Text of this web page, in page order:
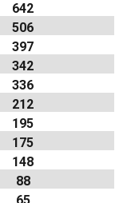
642
506
397
342
336
212
195
175
148
88